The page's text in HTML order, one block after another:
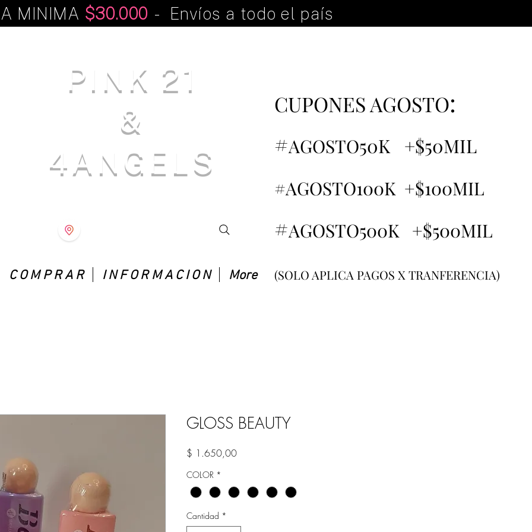
MINIMA $30.000 - Envíos a todo el país
PINK 21
&
4ANGELS
C O M P R A R I N F O R M A C I O N More
CUPONES AGOSTO:
#AGOSTO50K +$50MIL
#AGOSTO100K +$100MIL
#AGOSTO500K +$500MIL
(SOLO APLICA PAGOS X TRANFERENCIA)
GLOSS BEAUTY
$ 1.650,00Precio
COLOR *
Cantidad *